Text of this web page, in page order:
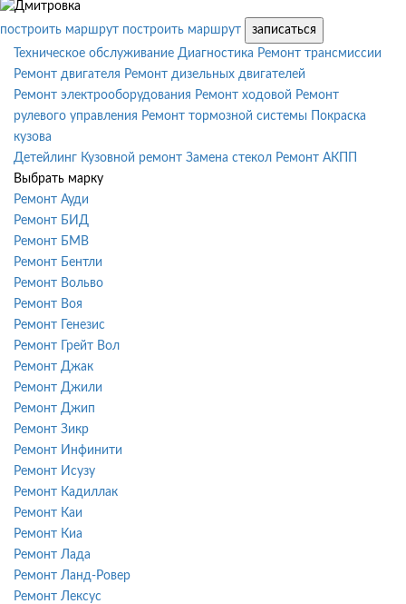
построить маршрут построить маршрут
записаться
Техническое обслуживание Диагностика Ремонт трансмиссии
Ремонт двигателя Ремонт дизельных двигателей
Ремонт электрооборудования Ремонт ходовой Ремонт
рулевого управления Ремонт тормозной системы
Покраска
кузова
Детейлинг Кузовной ремонт Замена стекол Ремонт АКПП
Выбрать марку
Ремонт Ауди
Ремонт БИД
Ремонт БМВ
Ремонт Бентли
Ремонт Вольво
Ремонт Воя
Ремонт Генезис
Ремонт Грейт Вол
Ремонт Джак
Ремонт Джили
Ремонт Джип
Ремонт Зикр
Ремонт Инфинити
Ремонт Исузу
Ремонт Кадиллак
Ремонт Каи
Ремонт Киа
Ремонт Лада
Ремонт Ланд-Ровер
Ремонт Лексус